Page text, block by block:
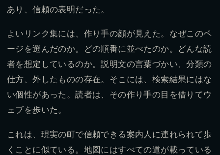
あり、信頼の表明だった。
よいリンク集には、作り手の顔が見えた。なぜこのペ
ージを選んだのか。どの順番に並べたのか。どんな読
者を想定しているのか。説明文の言葉づかい、分類の
仕方、外したものの存在。そこには、検索結果にはな
い個性があった。読者は、その作り手の目を借りてウ
ェブを歩いた。
これは、現実の町で信頼できる案内人に連れられて歩
くことに似ている。地図にはすべての道が載っている